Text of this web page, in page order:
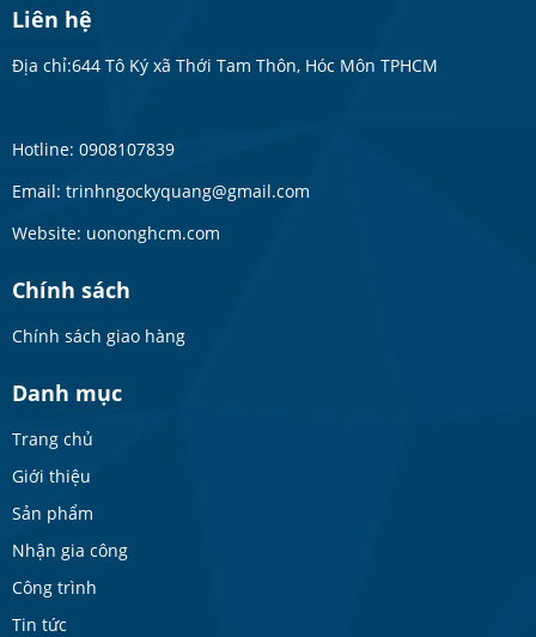
Liên hệ
Địa chỉ:644 Tô Ký xã Thới Tam Thôn, Hóc Môn TPHCM
Hotline: 0908107839
Email: trinhngockyquang@gmail.com
Website: uononghcm.com
Chính sách
Chính sách giao hàng
Danh mục
Trang chủ
Giới thiệu
Sản phẩm
Nhận gia công
Công trình
Tin tức